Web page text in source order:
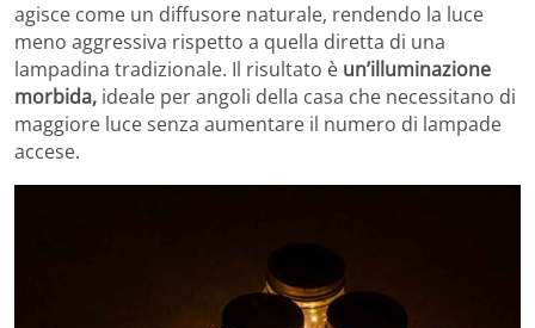
agisce come un diffusore naturale, rendendo la luce
meno aggressiva rispetto a quella diretta di una
lampadina tradizionale. Il risultato è un’illuminazione
morbida, ideale per angoli della casa che necessitano di
maggiore luce senza aumentare il numero di lampade
accese.